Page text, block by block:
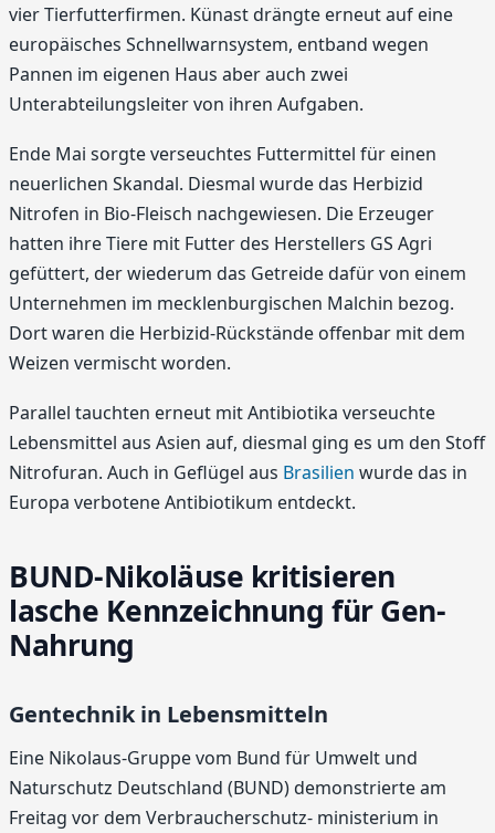
vier Tierfutterfirmen. Künast drängte erneut auf eine
europäisches Schnellwarnsystem, entband wegen
Pannen im eigenen Haus aber auch zwei
Unterabteilungsleiter von ihren Aufgaben.
Ende Mai sorgte verseuchtes Futtermittel für einen
neuerlichen Skandal. Diesmal wurde das Herbizid
Nitrofen in Bio-Fleisch nachgewiesen. Die Erzeuger
hatten ihre Tiere mit Futter des Herstellers GS Agri
gefüttert, der wiederum das Getreide dafür von einem
Unternehmen im mecklenburgischen Malchin bezog.
Dort waren die Herbizid-Rückstände offenbar mit dem
Weizen vermischt worden.
Parallel tauchten erneut mit Antibiotika verseuchte
Lebensmittel aus Asien auf, diesmal ging es um den Stoff
Nitrofuran. Auch in Geflügel aus Brasilien wurde das in
Europa verbotene Antibiotikum entdeckt.
BUND-Nikoläuse kritisieren
lasche Kennzeichnung für Gen-
Nahrung
Gentechnik in Lebensmitteln
Eine Nikolaus-Gruppe vom Bund für Umwelt und
Naturschutz Deutschland (BUND) demonstrierte am
Freitag vor dem Verbraucherschutz- ministerium in